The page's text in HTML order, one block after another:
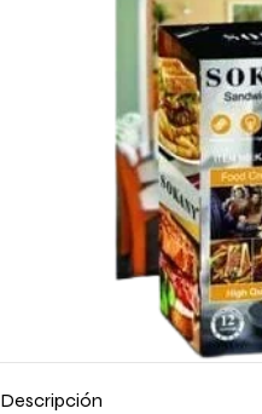
Descripción